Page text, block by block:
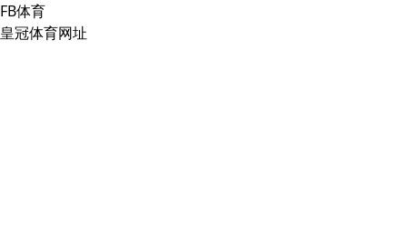
FB体育
皇冠体育网址